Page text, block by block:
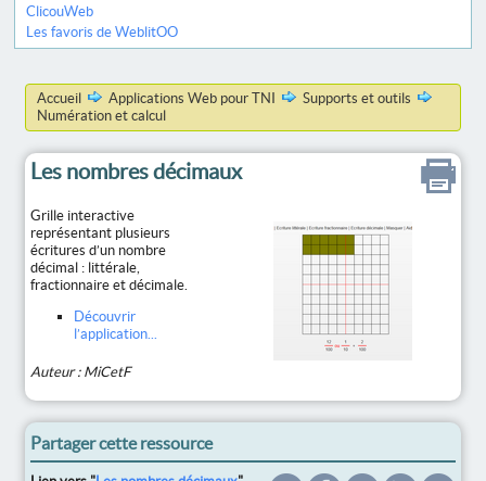
ClicouWeb
Les favoris de WeblitOO
Accueil Applications Web pour TNI
Supports et outils
Numération et calcul
Les nombres décimaux
Grille interactive
représentant plusieurs
écritures d’un nombre
décimal : littérale,
fractionnaire et décimale.
Découvrir
l’application...
Auteur : MiCetF
Partager cette ressource